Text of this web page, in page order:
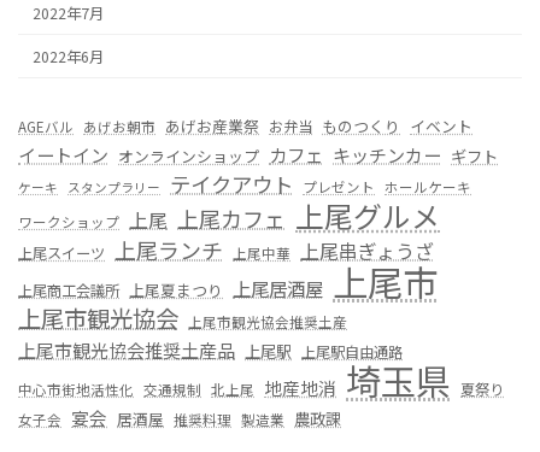
2022年7月
2022年6月
AGEバル あげお朝市 あげお産業祭 お弁当 ものつくり イベント
イートイン オンラインショップ カフェ キッチンカー ギフト
ケーキ スタンプラリー テイクアウト プレゼント
ホールケーキ
ワークショップ 上尾 上尾カフェ 上尾グルメ
上尾スイーツ 上尾ランチ 上尾中華 上尾串ぎょうざ
上尾商工会議所 上尾夏まつり 上尾居酒屋 上尾市
上尾市観光協会 上尾市観光協会推奨土産
上尾市観光協会推奨土産品 上尾駅 上尾駅自由通路
中心市街地活性化 交通規制 北上尾 地産地消 埼玉県 夏祭り
女子会 宴会 居酒屋 推奨料理 製造業 農政課